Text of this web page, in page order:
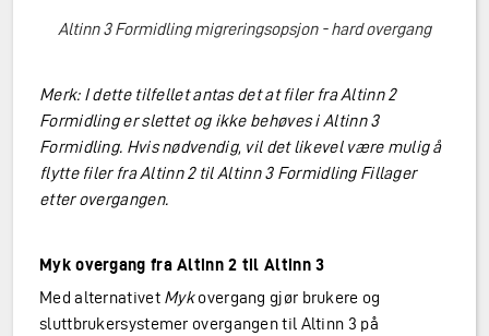
Altinn 3 Formidling migreringsopsjon - hard overgang
Merk: I dette tilfellet antas det at filer fra Altinn 2
Formidling er slettet og ikke behøves i Altinn 3
Formidling. Hvis nødvendig, vil det likevel være mulig å
flytte filer fra Altinn 2 til Altinn 3 Formidling Fillager
etter overgangen.
Myk overgang fra Altinn 2 til Altinn 3
Med alternativet Mykovergang gjør brukere og
sluttbrukersystemer overgangen til Altinn 3 på